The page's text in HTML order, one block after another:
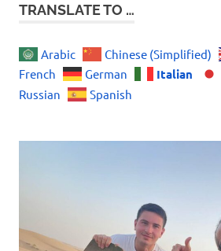
TRANSLATE TO …
Arabic Chinese (Simplified)
French
German Italian
Russian
Spanish